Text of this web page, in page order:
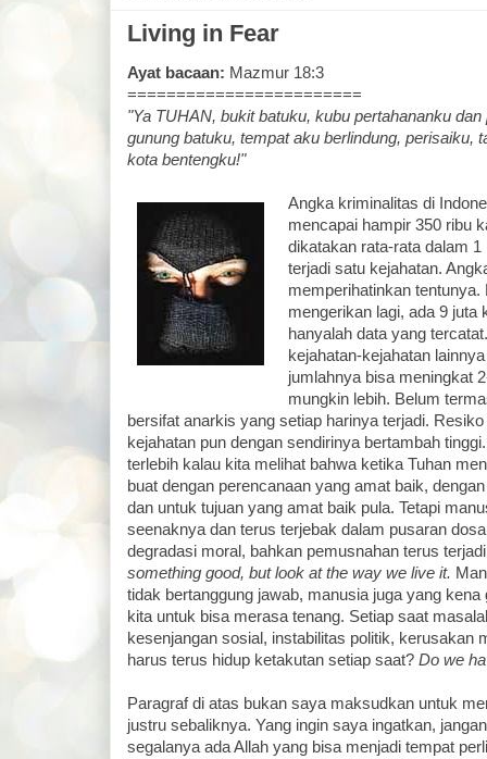
Living in Fear
Ayat bacaan: Mazmur 18:3
========================
"Ya TUHAN, bukit batuku, kubu pertahananku
gunung batuku, tempat aku berlindung, perisaiku,
kota bentengku!"
Angka kriminalitas di
mencapai hampir 350 ribu
dikatakan rata-rata dalam
terjadi satu kejahatan.
memperihatinkan
mengerikan lagi, ada 9 juta
hanyalah data yang
kejahatan-kejahatan
jumlahnya bisa meningkat
mungkin lebih. Belum
bersifat anarkis yang setiap harinya terjadi.
kejahatan pun dengan sendirinya bertambah
terlebih kalau kita melihat bahwa ketika Tuhan
buat dengan perencanaan yang amat baik,
dan untuk tujuan yang amat baik pula. Tetapi
seenaknya dan terus terjebak dalam pusaran
degradasi moral, bahkan pemusnahan terus
something good, but look at the way we live it.
tidak bertanggung jawab, manusia juga yang
kita untuk bisa merasa tenang. Setiap saat
kesenjangan sosial, instabilitas politik, kerusakan
harus terus hidup ketakutan setiap saat? Do we
Paragraf di atas bukan saya maksudkan untuk
justru sebaliknya. Yang ingin saya ingatkan,
segalanya ada Allah yang bisa menjadi tempat